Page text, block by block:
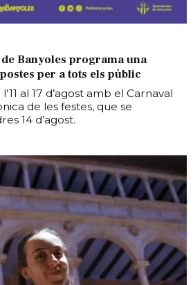
de Banyoles programa una
per a tots els públic
al 17 d’agost amb el Carnaval
de les festes, que se
14 d’agost.